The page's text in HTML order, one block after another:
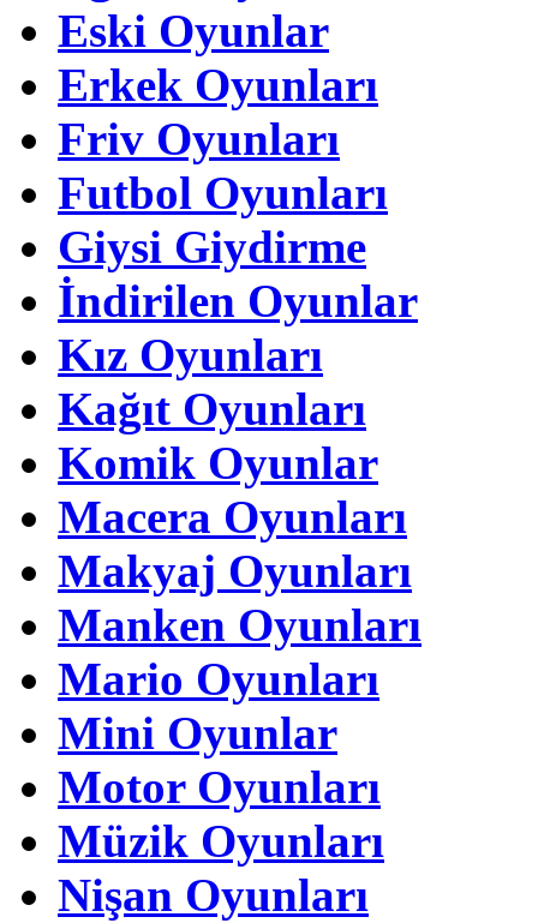
Eski Oyunlar
Erkek Oyunları
Friv Oyunları
Futbol Oyunları
Giysi Giydirme
İndirilen Oyunlar
Kız Oyunları
Kağıt Oyunları
Komik Oyunlar
Macera Oyunları
Makyaj Oyunları
Manken Oyunları
Mario Oyunları
Mini Oyunlar
Motor Oyunları
Müzik Oyunları
Nişan Oyunları